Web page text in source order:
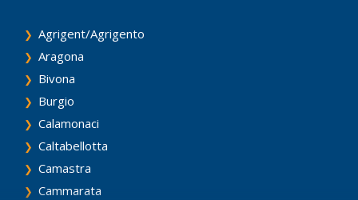
Agrigent/Agrigento
Aragona
Bivona
Burgio
Calamonaci
Caltabellotta
Camastra
Cammarata